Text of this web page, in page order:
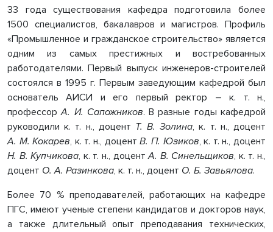
33 года существования кафедра подготовила более
1500 специалистов, бакалавров и магистров. Профиль
«Промышленное и гражданское строительство» является
одним из самых престижных и востребованных
работодателями. Первый выпуск инженеров-строителей
состоялся в 1995 г. Первым заведующим кафедрой был
основатель АИСИ и его первый ректор – к. т. н.,
профессорА. И. Сапожников. В разные годы кафедрой
руководили к. т. н., доцент Т. В. Золина, к. т. н., доцент
А. М. Кокарев, к. т. н., доцентВ. П. Юзиков, к. т. н., доцент
Н. В. Купчикова, к. т. н., доцентА. В. Синельщиков, к. т. н.,
доцент О. А. Разинкова, к. т. н., доцент О. Б. Завьялова.
Более 70 % преподавателей, работающих на кафедре
ПГС, имеют ученые степени кандидатов и докторов наук,
а также длительный опыт преподавания технических,